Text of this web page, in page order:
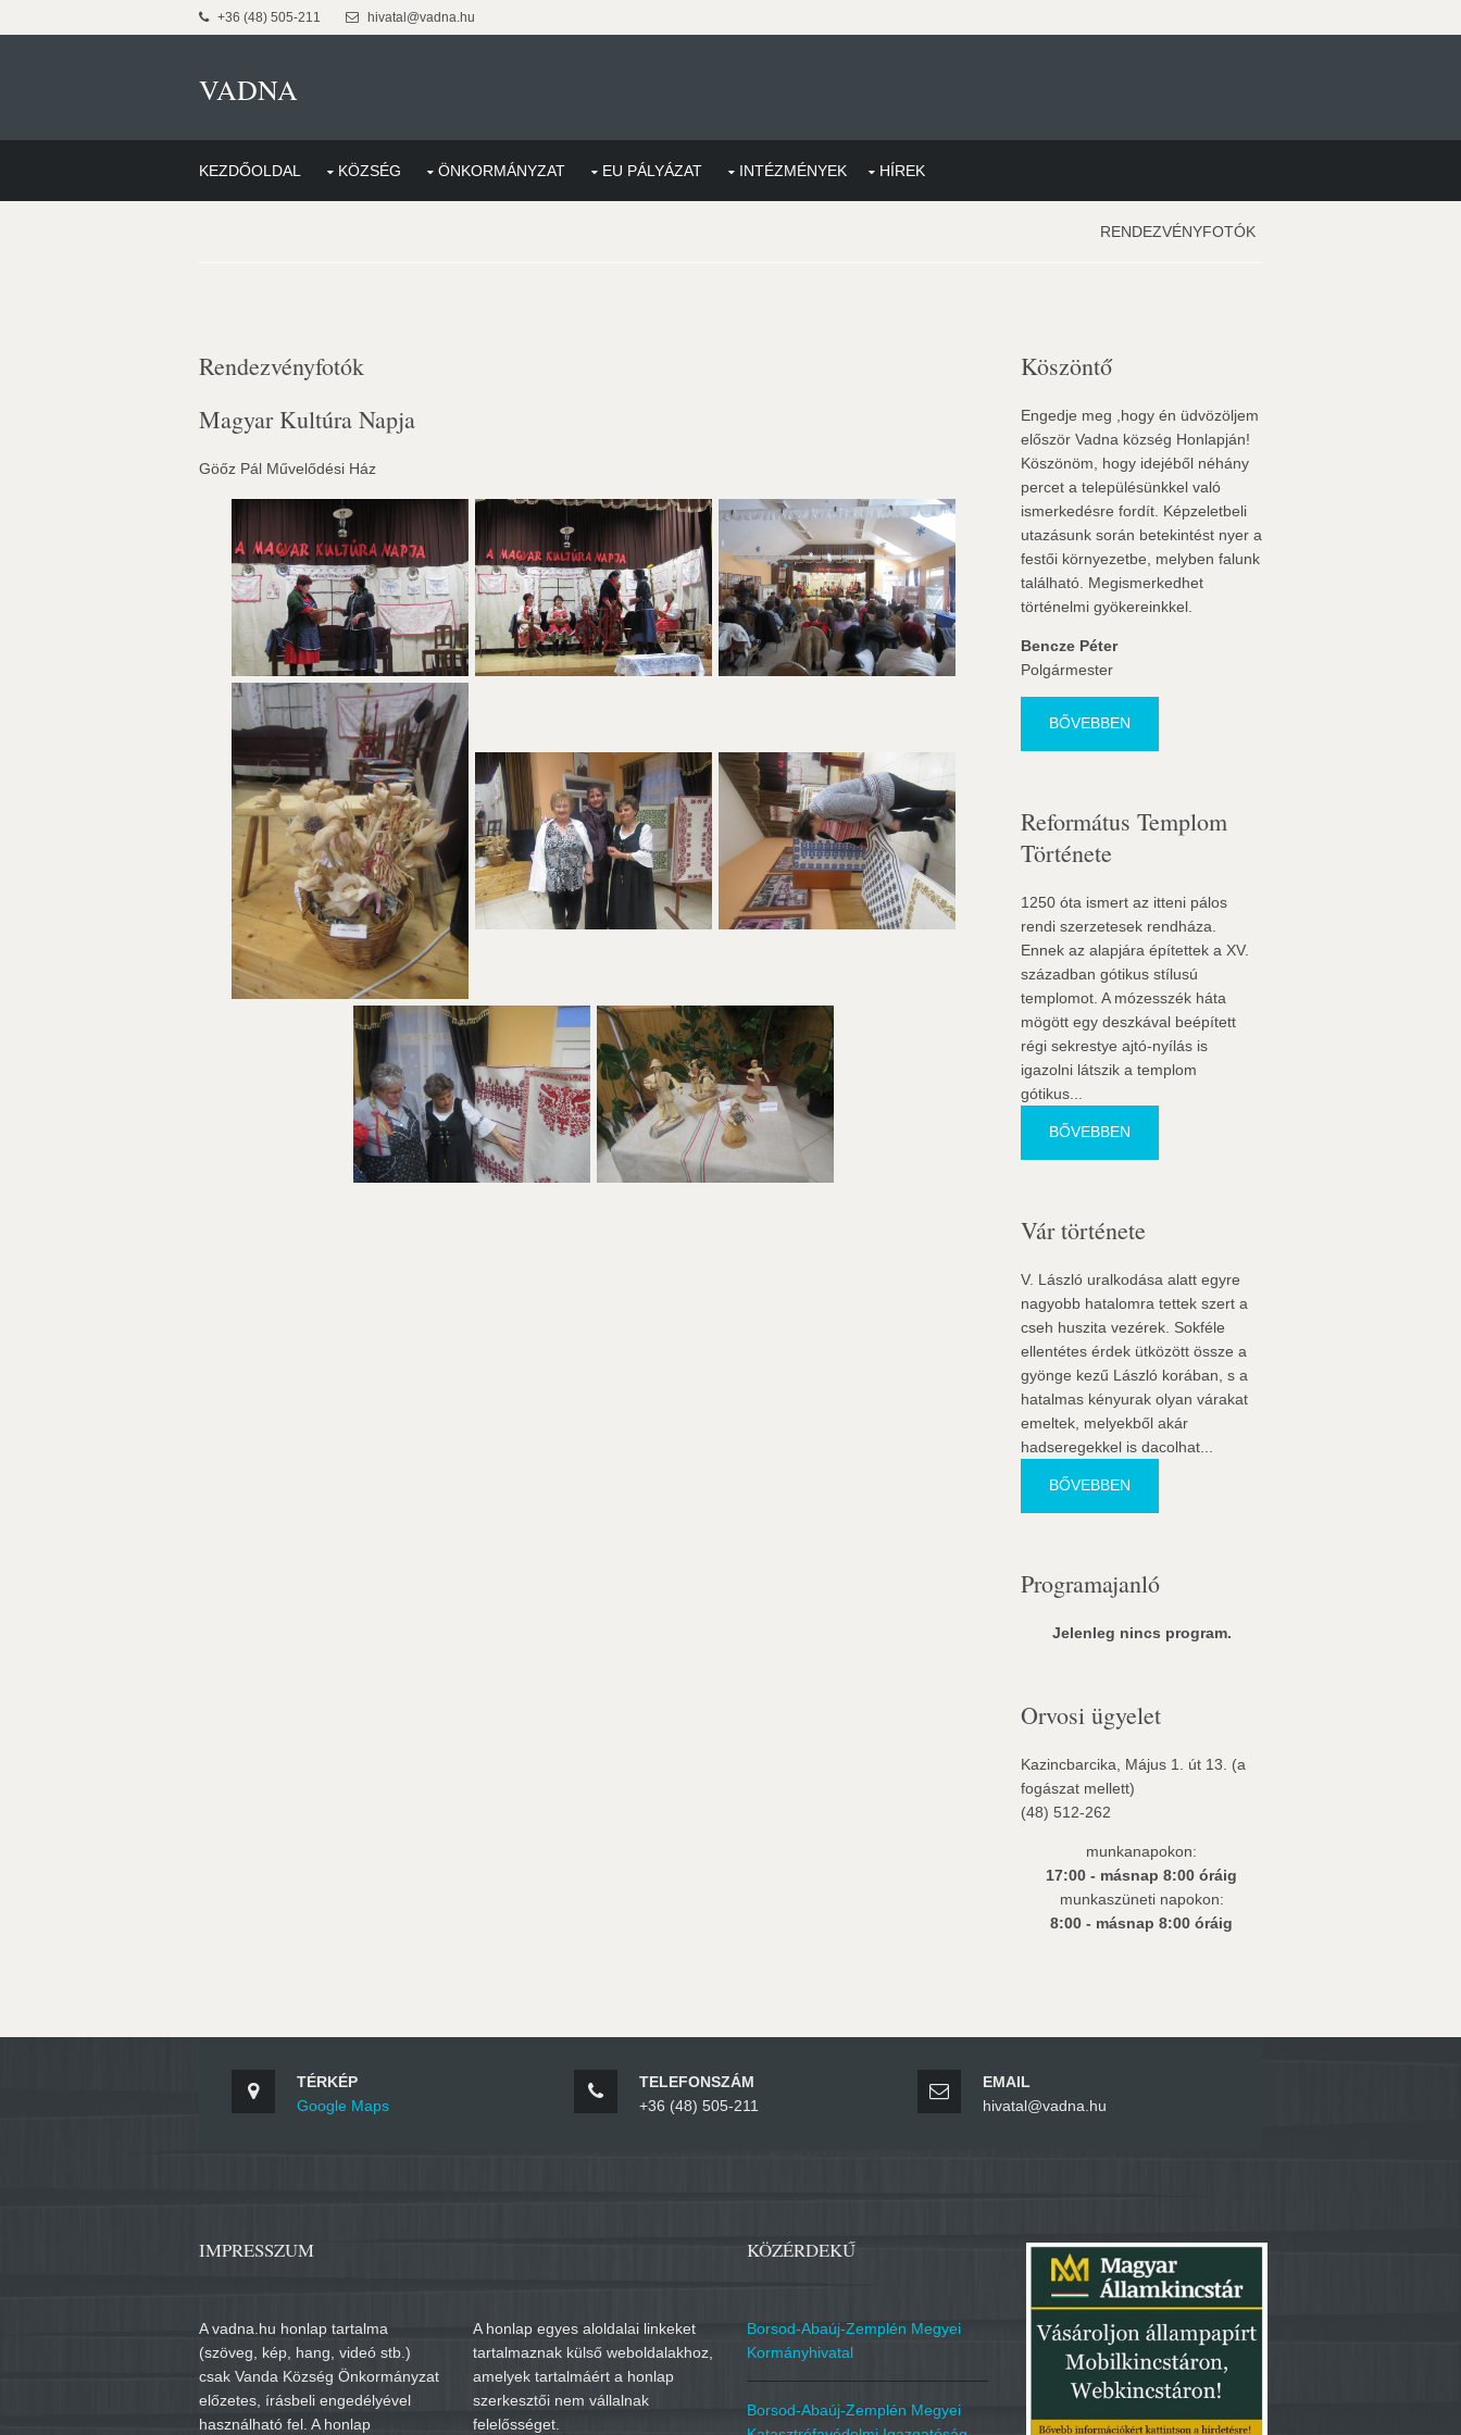
+36 (48) 505-211 hivatal@vadna.hu
VADNA
KEZDŐOLDAL KÖZSÉG ÖNKORMÁNYZAT EU PÁLYÁZAT INTÉZMÉNYEK HÍREK
RENDEZVÉNYFOTÓK
Rendezvényfotók
Magyar Kultúra Napja
Göőz Pál Művelődési Ház
Köszöntő
Engedje meg ,hogy én üdvözöljem
először Vadna község Honlapján!
Köszönöm, hogy idejéből néhány
percet a településünkkel való
ismerkedésre fordít. Képzeletbeli
utazásunk során betekintést nyer a
festői környezetbe, melyben falunk
található. Megismerkedhet
történelmi gyökereinkkel.
Bencze Péter
Polgármester
BŐVEBBEN
Református Templom
Története
1250 óta ismert az itteni pálos
rendi szerzetesek rendháza.
Ennek az alapjára építettek a XV.
században gótikus stílusú
templomot. A mózesszék háta
mögött egy deszkával beépített
régi sekrestye ajtó-nyílás is
igazolni látszik a templom
gótikus...
BŐVEBBEN
Vár története
V. László uralkodása alatt egyre
nagyobb hatalomra tettek szert a
cseh huszita vezérek. Sokféle
ellentétes érdek ütközött össze a
gyönge kezű László korában, s a
hatalmas kényurak olyan várakat
emeltek, melyekből akár
hadseregekkel is dacolhat...
BŐVEBBEN
Programajanló
Jelenleg nincs program.
Orvosi ügyelet
Kazincbarcika, Május 1. út 13. (a
fogászat mellett)
(48) 512-262
munkanapokon:
17:00 - másnap 8:00 óráig
munkaszüneti napokon:
8:00 - másnap 8:00 óráig
TÉRKÉP
Google Maps
TELEFONSZÁM
+36 (48) 505-211
EMAIL
hivatal@vadna.hu
IMPRESSZUM
A vadna.hu honlap tartalma
(szöveg, kép, hang, videó stb.)
csak Vanda Község Önkormányzat
előzetes, írásbeli engedélyével
használható fel. A honlap
A honlap egyes aloldalai linkeket
tartalmaznak külső weboldalakhoz,
amelyek tartalmáért a honlap
szerkesztői nem vállalnak
felelősséget.
KÖZÉRDEKŰ
Borsod-Abaúj-Zemplén Megyei
Kormányhivatal
Borsod-Abaúj-Zemplén Megyei